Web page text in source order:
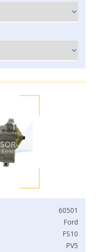
60501
Ford
FS10
PV5